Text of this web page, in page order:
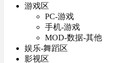
游戏区
PC-游戏
手机-游戏
MOD-数据-其他
娱乐-舞蹈区
影视区